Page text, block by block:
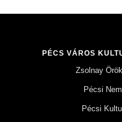
PÉCS VÁROS
Zsolnay
Pécsi
Pécsi